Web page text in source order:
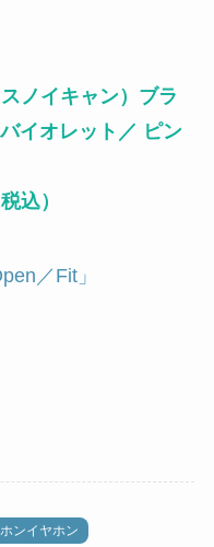
ノイキャン）ブラ
イオレット／ ピン
込）
／Fit」
ンイヤホン